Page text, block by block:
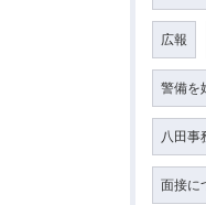
広報
警備を
八田事
面接に